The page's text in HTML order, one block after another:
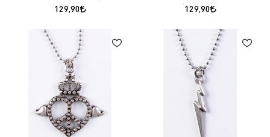
129,90 129,90